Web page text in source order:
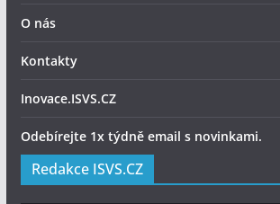
O nás
Kontakty
Inovace.ISVS.CZ
Odebírejte 1x týdně email s novinkami.
Redakce ISVS.CZ